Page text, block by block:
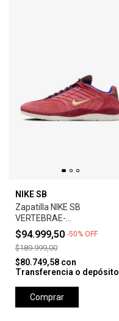
NIKE SB
Zapatilla NIKE SB
VERTEBRAE-
ADOBE/EARTH/NOBLE
RED/MELON TINT
$94.999,50 -50% OFF
$189.999,00
$80.749,58 con
Transferencia o depósito
Comprar